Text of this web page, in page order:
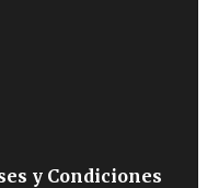
y Condiciones